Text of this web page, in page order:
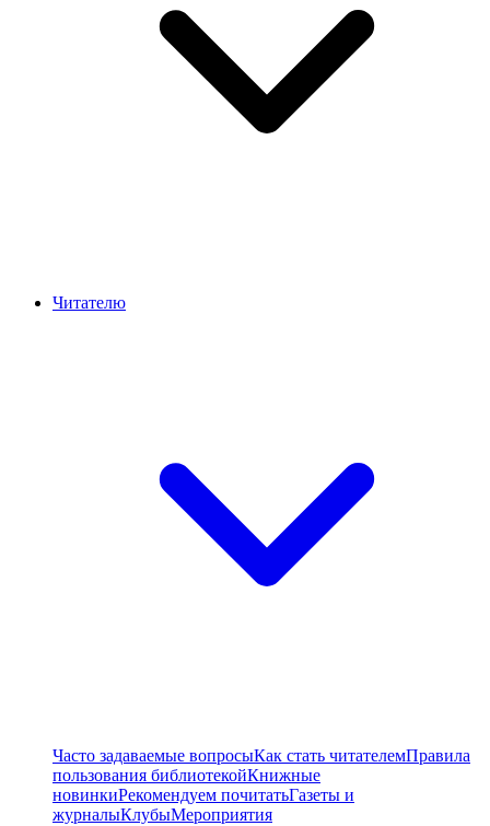
Читателю
Часто задаваемые вопросыКак стать читателемПравила
пользования библиотекойКнижные
новинкиРекомендуем почитатьГазеты и
журналыКлубыМероприятия